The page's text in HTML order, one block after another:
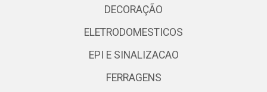
DECORAÇÃO
ELETRODOMESTICOS
EPI E SINALIZACAO
FERRAGENS